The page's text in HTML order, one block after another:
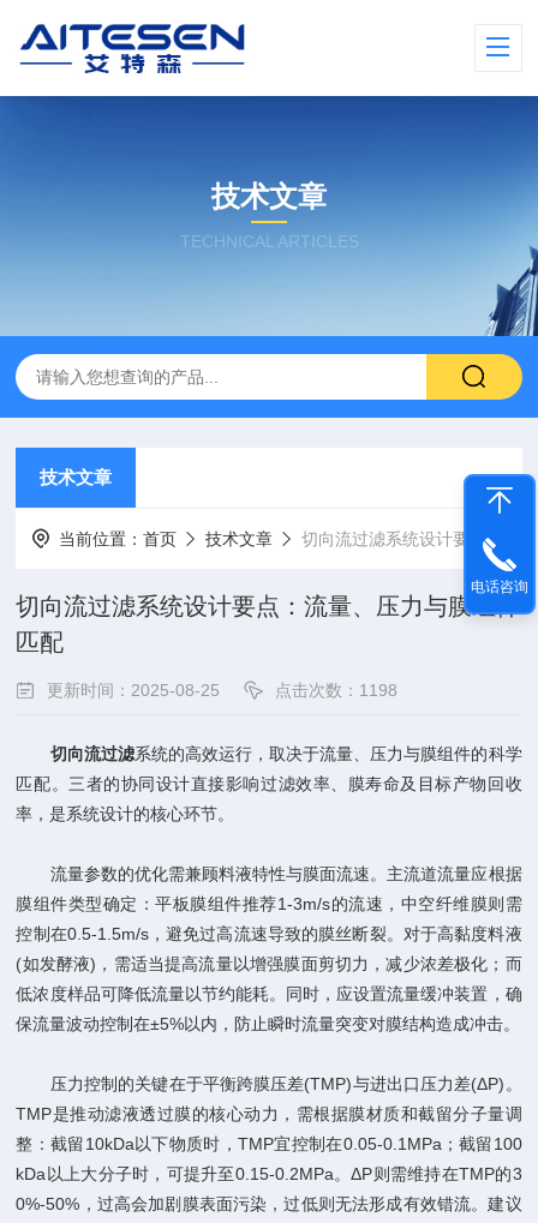
技术文章
TECHNICAL ARTICLES
技术文章
当前位置：首页 技术文章 切向流过滤系统设计要点：流量、压力与膜组件匹配
切向流过滤系统设计要点：流量、压力与膜组件
匹配
更新时间：2025-08-25 点击次数：1198
切向流过滤系统的高效运行，取决于流量、压力与膜组件的科学
匹配。三者的协同设计直接影响过滤效率、膜寿命及目标产物回收
率，是系统设计的核心环节。​
流量参数的优化需兼顾料液特性与膜面流速。主流道流量应根据
膜组件类型确定：平板膜组件推荐1-3m/s的流速，中空纤维膜则需
控制在0.5-1.5m/s，避免过高流速导致的膜丝断裂。对于高黏度料液
(如发酵液)，需适当提高流量以增强膜面剪切力，减少浓差极化；而
低浓度样品可降低流量以节约能耗。同时，应设置流量缓冲装置，确
保流量波动控制在±5%以内，防止瞬时流量突变对膜结构造成冲击。​
压力控制的关键在于平衡跨膜压差(TMP)与进出口压力差(ΔP)。
TMP是推动滤液透过膜的核心动力，需根据膜材质和截留分子量调
整：截留10kDa以下物质时，TMP宜控制在0.05-0.1MPa；截留100
kDa以上大分子时，可提升至0.15-0.2MPa。ΔP则需维持在TMP的3
0%-50%，过高会加剧膜表面污染，过低则无法形成有效错流。建议
电话咨询